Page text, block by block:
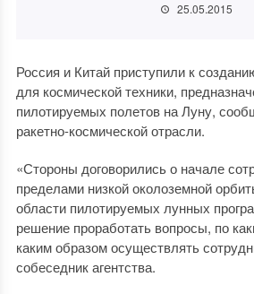
25.05.2015
Россия и Китай приступили к
для космической техники,
пилотируемых полетов на Луну,
ракетно-космической отрасли.
«Стороны договорились о начале
пределами низкой околоземной
области пилотируемых лунных
решение проработать вопросы, по
каким образом осуществлять
собеседник агентства.